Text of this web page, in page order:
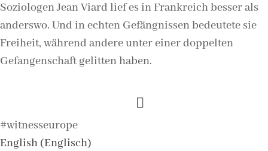
Soziologen Jean Viard lief es in Frankreich besser als
anderswo. Und in echten Gefängnissen bedeutete sie
Freiheit, während andere unter einer doppelten
Gefangenschaft gelitten haben.
#witnesseurope
English (Englisch)